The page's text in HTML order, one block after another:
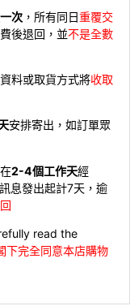
次 ，所有同日重覆交
後退回，並不是全數
料或取貨方式將收取
安排寄出，如訂單眾
2-4個工作天經
息發出起計7天，逾
read the
下完全同意本店購物